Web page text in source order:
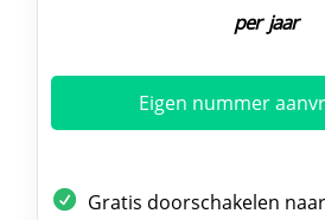
per jaar
Eigen nummer
Gratis doorschakelen